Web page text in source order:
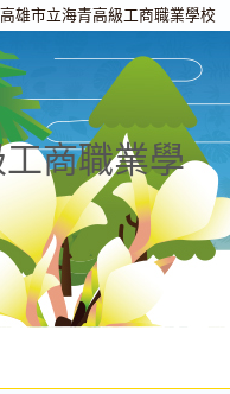
高雄市立海青高級工商職業學校
商職業學